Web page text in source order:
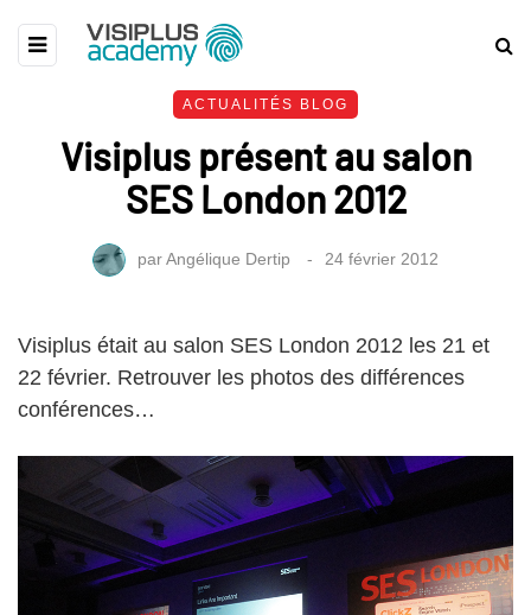
ACTUALITÉS BLOG
Visiplus présent au salon
SES London 2012
parAngélique Dertip 24 février 2012
Visiplus était au salon SES London 2012 les 21 et
22 février. Retrouver les photos des différences
conférences…